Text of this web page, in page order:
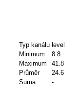
Typ kanálu level
Minimum
8.8
Maximum
41.8
Průměr
24.6
Suma
-